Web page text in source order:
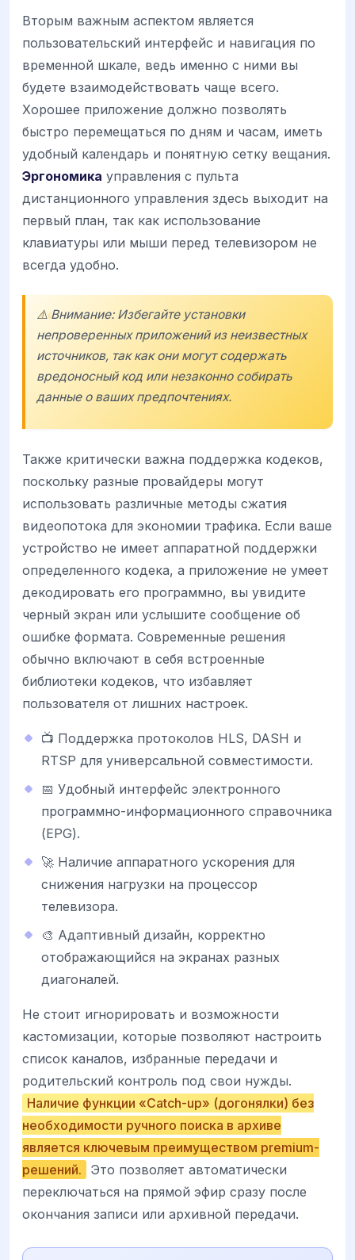
Вторым важным аспектом является
пользовательский интерфейс и навигация по
временной шкале, ведь именно с ними вы
будете взаимодействовать чаще всего.
Хорошее приложение должно позволять
быстро перемещаться по дням и часам, иметь
удобный календарь и понятную сетку вещания.
Эргономика управления с пульта
дистанционного управления здесь выходит на
первый план, так как использование
клавиатуры или мыши перед телевизором не
всегда удобно.
⚠️ Внимание: Избегайте установки
непроверенных приложений из неизвестных
источников, так как они могут содержать
вредоносный код или незаконно собирать
данные о ваших предпочтениях.
Также критически важна поддержка кодеков,
поскольку разные провайдеры могут
использовать различные методы сжатия
видеопотока для экономии трафика. Если ваше
устройство не имеет аппаратной поддержки
определенного кодека, а приложение не умеет
декодировать его программно, вы увидите
черный экран или услышите сообщение об
ошибке формата. Современные решения
обычно включают в себя встроенные
библиотеки кодеков, что избавляет
пользователя от лишних настроек.
📺 Поддержка протоколов HLS, DASH и
RTSP для универсальной совместимости.
📅 Удобный интерфейс электронного
программно-информационного справочника
(EPG).
🚀 Наличие аппаратного ускорения для
снижения нагрузки на процессор
телевизора.
🎨 Адаптивный дизайн, корректно
отображающийся на экранах разных
диагоналей.
Не стоит игнорировать и возможности
кастомизации, которые позволяют настроить
список каналов, избранные передачи и
родительский контроль под свои нужды.
Наличие функции «Catch-up» (догонялки) без
необходимости ручного поиска в архиве
является ключевым преимуществом premium-
решений.
Это позволяет автоматически
переключаться на прямой эфир сразу после
окончания записи или архивной передачи.